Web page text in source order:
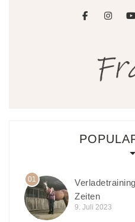
01
Zeiten
9. Juli 2023